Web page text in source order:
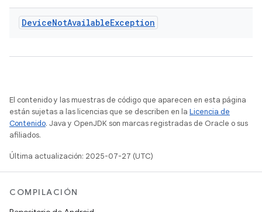
DeviceNotAvailableException
El contenido y las muestras de código que aparecen en esta página
están sujetas a las licencias que se describen en la Licencia de
Contenido. Java y OpenJDK son marcas registradas de Oracle o sus
afiliados.
Última actualización: 2025-07-27 (UTC)
COMPILACIÓN